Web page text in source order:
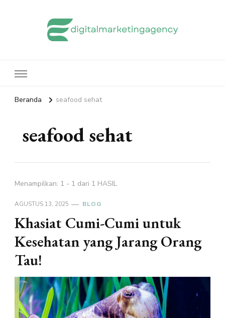
Beranda seafood sehat
seafood sehat
Menampilkan: 1 - 1 dari 1 HASIL
AGUSTUS 13, 2025 BLOG
Khasiat Cumi-Cumi untuk
Kesehatan yang Jarang Orang
Tau!